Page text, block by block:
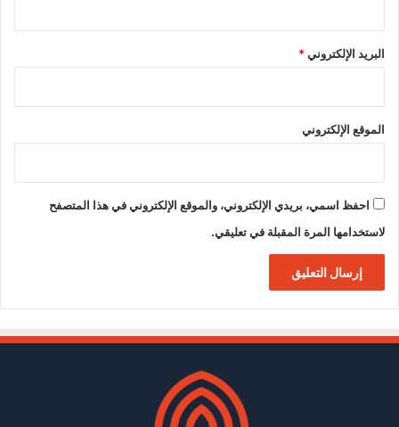
البريد الإلكتروني*
الموقع الإلكتروني
احفظ اسمي، بريدي الإلكتروني، والموقع الإلكتروني في هذا المتصفح
لاستخدامها المرة المقبلة في تعليقي.